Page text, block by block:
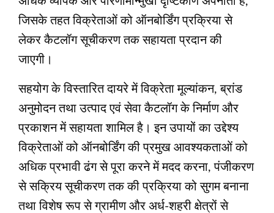
जिसके तहत विक्रेताओं को ऑनबोर्डिंग प्रक्रिया से
लेकर कैटलॉग सूचीकरण तक सहायता प्रदान की
जाएगी।
सहयोग के विस्तारित दायरे में विक्रेता मूल्यांकन, ब्रांड
अनुमोदन तथा उत्पाद एवं सेवा कैटलॉग के निर्माण और
प्रकाशन में सहायता शामिल है। इन उपायों का उद्देश्य
विक्रेताओं को ऑनबोर्डिंग की प्रमुख आवश्यकताओं को
अधिक प्रभावी ढंग से पूरा करने में मदद करना, पंजीकरण
से सक्रिय सूचीकरण तक की प्रक्रिया को सुगम बनाना
तथा विशेष रूप से ग्रामीण और अर्ध-शहरी क्षेत्रों से